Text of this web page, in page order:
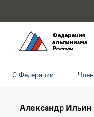
О Федерации
Александр Ильин